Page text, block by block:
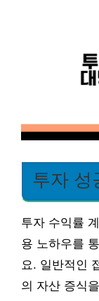
투자 성
투자 수익률
용 노하우를
요. 일반적인
의 자산 증식